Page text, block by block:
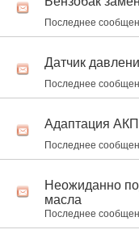
Последнее
Датчик
Последнее
Адаптация
Последнее
Неожиданно
масла
Последнее